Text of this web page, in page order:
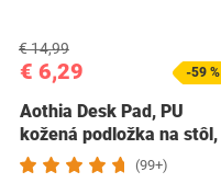
€ 6,29
€ 14,99
-59 %
Aothia Desk Pad, PU
kožená podložka na stôl,
podložka pod…(99+)